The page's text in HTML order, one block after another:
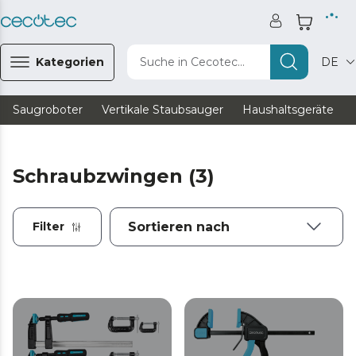
Kategorien Suche in Cecotec... DE
Saugroboter Vertikale Staubsauger Haushaltsgeräte
Schraubzwingen (3)
Filter